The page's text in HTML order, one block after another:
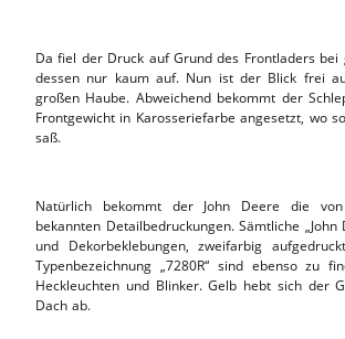
Da fiel der Druck auf Grund des Frontladers bei
dessen nur kaum auf. Nun ist der Blick frei
großen Haube. Abweichend bekommt der
Frontgewicht in Karosseriefarbe angesetzt, wo
saß.
Natürlich bekommt der John Deere die
bekannten Detailbedruckungen. Sämtliche „John
und Dekorbeklebungen, zweifarbig
Typenbezeichnung „7280R“ sind ebenso zu
Heckleuchten und Blinker. Gelb hebt sich der
Dach ab.